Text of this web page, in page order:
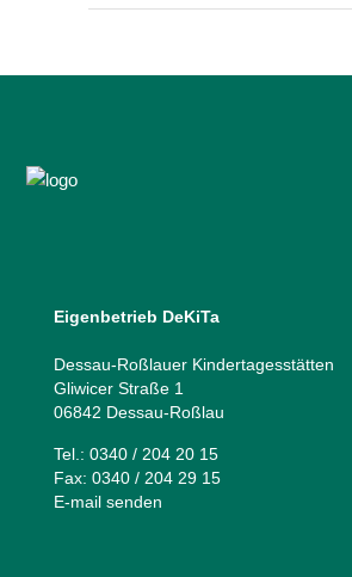
Eigenbetrieb DeKiTa
Dessau-Roßlauer Kindertagesstätten
Gliwicer Straße 1
06842 Dessau-Roßlau
Tel.: 0340 / 204 20 15
Fax: 0340 / 204 29 15
E-mail senden